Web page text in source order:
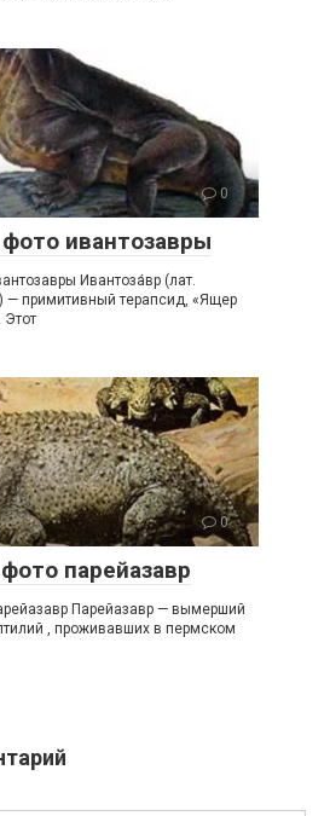
0
ивантозавры
Ивантоза́вр (лат.
— примитивный терапсид, «Ящер
Этот
0
парейазавр
Парейазавр — вымерший
, проживавших в пермском